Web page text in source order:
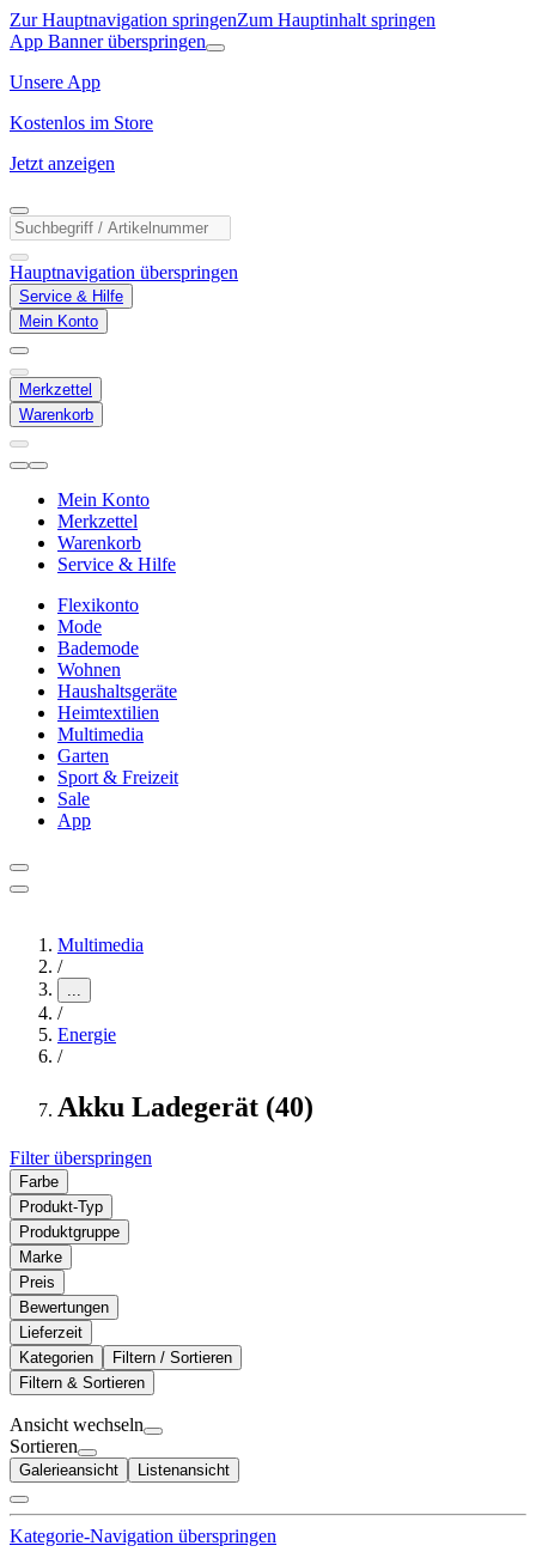
Zur Hauptnavigation springenZum Hauptinhalt springen
App Banner überspringen
Unsere App
Kostenlos im Store
Jetzt anzeigen
Hauptnavigation überspringen
Service & Hilfe
Mein Konto
Merkzettel
Warenkorb
Mein Konto
Merkzettel
Warenkorb
Service & Hilfe
Flexikonto
Mode
Bademode
Wohnen
Haushaltsgeräte
Heimtextilien
Multimedia
Garten
Sport & Freizeit
Sale
App
Multimedia
/
...
/
Energie
/
Akku Ladegerät (40)
Filter überspringen
Farbe
Produkt-Typ
Produktgruppe
Marke
Preis
Bewertungen
Lieferzeit
Kategorien
Filtern / Sortieren
Filtern & Sortieren
Ansicht wechseln
Sortieren
Galerieansicht Listenansicht
Kategorie-Navigation überspringen